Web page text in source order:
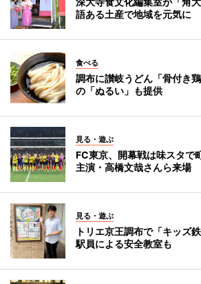
語ある土産で地域を元気に
食べる
調布に讃岐うどん「骨付き
の「ぬるい」も提供
見る・遊ぶ
FC東京、開幕戦は味スタ
主演・高橋文哉さんら来場
見る・遊ぶ
トリエ京王調布で「キッズ
駅員による安全教室も